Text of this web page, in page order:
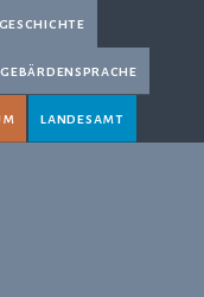
gebärdensprache
landesamt